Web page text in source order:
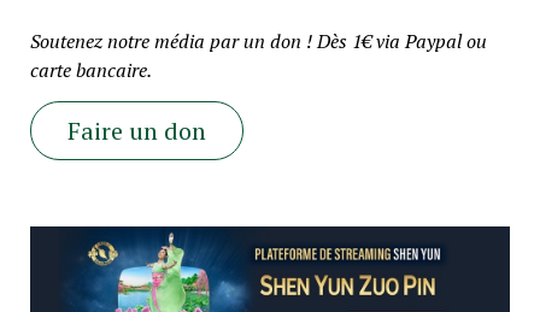
Soutenez notre média par un don ! Dès 1€ via Paypal ou
carte bancaire.
Faire un don